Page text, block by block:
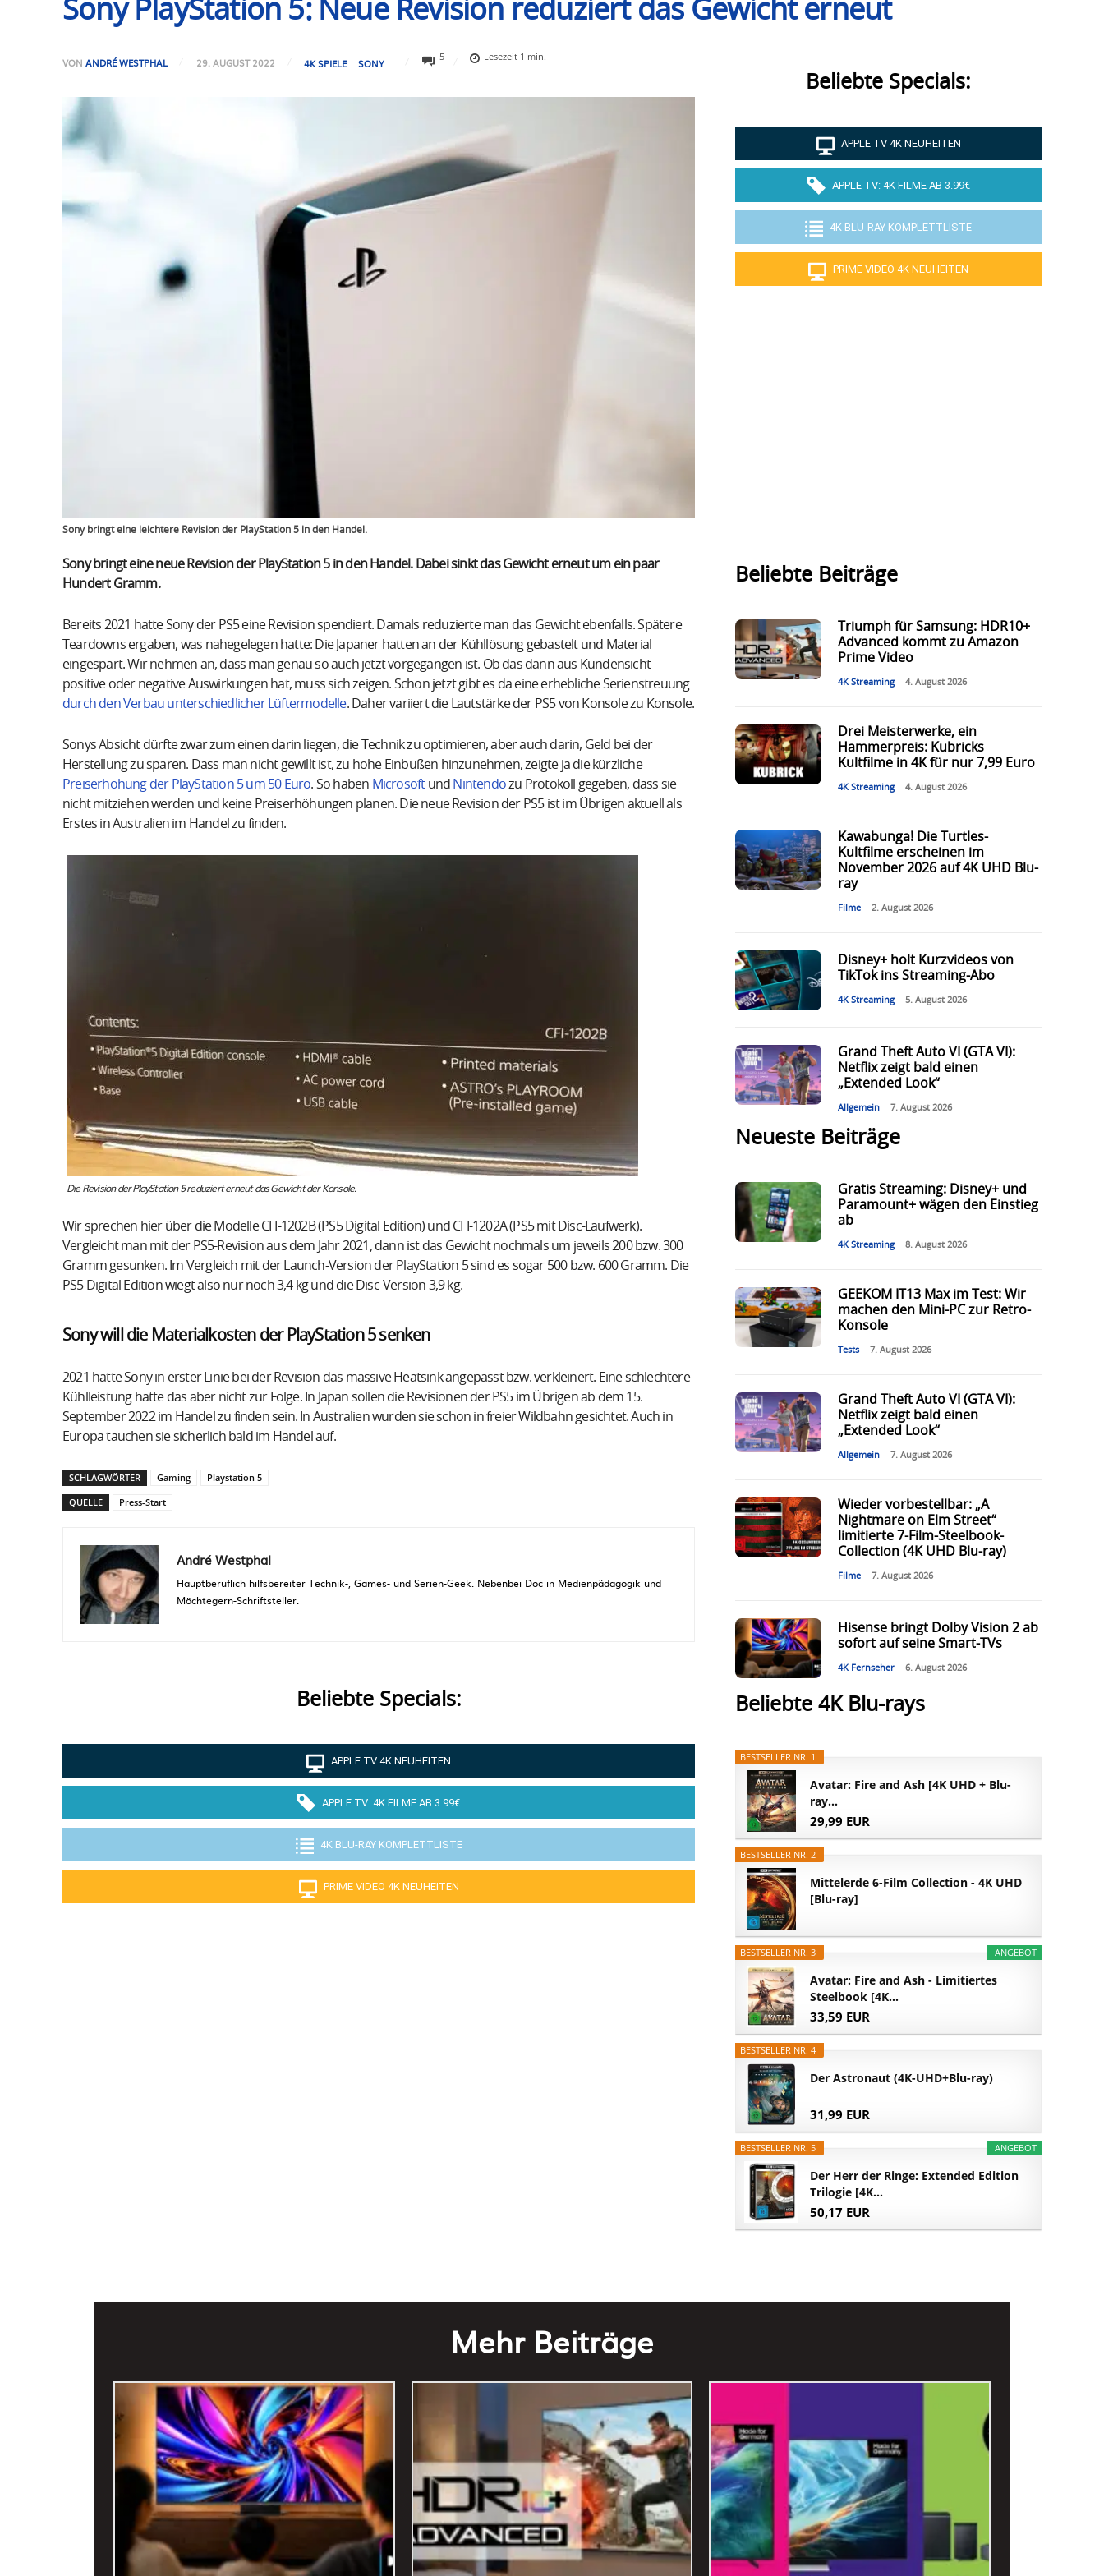
Sony PlayStation 5: Neue Revision reduziert das Gewicht erneut
VON ANDRÉ WESTPHAL 29. AUGUST 2022 4K SPIELE SONY
5 Lesezeit 1 min.
Sony bringt eine leichtere Revision der PlayStation 5 in den Handel.
Sony bringt eine neue Revision der PlayStation 5 in den Handel. Dabei sinkt das Gewicht erneut um ein paar
Hundert Gramm.
Bereits 2021 hatte Sony der PS5 eine Revision spendiert. Damals reduzierte man das Gewicht ebenfalls. Spätere
Teardowns ergaben, was nahegelegen hatte: Die Japaner hatten an der Kühllösung gebastelt und Material
eingespart. Wir nehmen an, dass man genau so auch jetzt vorgegangen ist. Ob das dann aus Kundensicht
positive oder negative Auswirkungen hat, muss sich zeigen. Schon jetzt gibt es da eine erhebliche Serienstreuung
durch den Verbau unterschiedlicher Lüftermodelle. Daher variiert die Lautstärke der PS5 von Konsole zu Konsole.
Sonys Absicht dürfte zwar zum einen darin liegen, die Technik zu optimieren, aber auch darin, Geld bei der
Herstellung zu sparen. Dass man nicht gewillt ist, zu hohe Einbußen hinzunehmen, zeigte ja die kürzliche
Preiserhöhung der PlayStation 5 um 50 Euro. So haben Microsoftund Nintendo zu Protokoll gegeben, dass sie
nicht mitziehen werden und keine Preiserhöhungen planen. Die neue Revision der PS5 ist im Übrigen aktuell als
Erstes in Australien im Handel zu finden.
Die Revision der PlayStation 5 reduziert erneut das Gewicht der Konsole.
Wir sprechen hier über die Modelle CFI-1202B (PS5 Digital Edition) und CFI-1202A (PS5 mit Disc-Laufwerk).
Vergleicht man mit der PS5-Revision aus dem Jahr 2021, dann ist das Gewicht nochmals um jeweils 200 bzw. 300
Gramm gesunken. Im Vergleich mit der Launch-Version der PlayStation 5 sind es sogar 500 bzw. 600 Gramm. Die
PS5 Digital Edition wiegt also nur noch 3,4 kg und die Disc-Version 3,9 kg.
Sony will die Materialkosten der PlayStation 5 senken
2021 hatte Sony in erster Linie bei der Revision das massive Heatsink angepasst bzw. verkleinert. Eine schlechtere
Kühlleistung hatte das aber nicht zur Folge. In Japan sollen die Revisionen der PS5 im Übrigen ab dem 15.
September 2022 im Handel zu finden sein. In Australien wurden sie schon in freier Wildbahn gesichtet. Auch in
Europa tauchen sie sicherlich bald im Handel auf.
SCHLAGWÖRTER Gaming
Playstation 5
QUELLE
Press-Start
André Westphal
Hauptberuflich hilfsbereiter Technik-, Games- und Serien-Geek. Nebenbei Doc in Medienpädagogik und
Möchtegern-Schriftsteller.
Beliebte Specials:
APPLE TV 4K NEUHEITEN
APPLE TV: 4K FILME AB 3.99€
4K BLU-RAY KOMPLETTLISTE
PRIME VIDEO 4K NEUHEITEN
Beliebte Specials:
APPLE TV 4K NEUHEITEN
APPLE TV: 4K FILME AB 3.99€
4K BLU-RAY KOMPLETTLISTE
PRIME VIDEO 4K NEUHEITEN
Beliebte Beiträge
Triumph für Samsung: HDR10+
Advanced kommt zu Amazon
Prime Video
4K Streaming 4. August 2026
Drei Meisterwerke, ein
Hammerpreis: Kubricks
Kultfilme in 4K für nur 7,99 Euro
4K Streaming 4. August 2026
Kawabunga! Die Turtles-
Kultfilme erscheinen im
November 2026 auf 4K UHD Blu-
ray
Filme 2. August 2026
Disney+ holt Kurzvideos von
TikTok ins Streaming-Abo
4K Streaming 5. August 2026
Grand Theft Auto VI (GTA VI):
Netflix zeigt bald einen
„Extended Look“
Allgemein 7. August 2026
Neueste Beiträge
Gratis Streaming: Disney+ und
Paramount+ wägen den Einstieg
ab
4K Streaming 8. August 2026
GEEKOM IT13 Max im Test: Wir
machen den Mini-PC zur Retro-
Konsole
Tests 7. August 2026
Grand Theft Auto VI (GTA VI):
Netflix zeigt bald einen
„Extended Look“
Allgemein 7. August 2026
Wieder vorbestellbar: „A
Nightmare on Elm Street“
limitierte 7-Film-Steelbook-
Collection (4K UHD Blu-ray)
Filme 7. August 2026
Hisense bringt Dolby Vision 2 ab
sofort auf seine Smart-TVs
4K Fernseher 6. August 2026
Beliebte 4K Blu-rays
BESTSELLER NR. 1
Avatar: Fire and Ash [4K UHD + Blu-
ray...
29,99 EUR
BESTSELLER NR. 2
Mittelerde 6-Film Collection - 4K UHD
[Blu-ray]
ANGEBOT
BESTSELLER NR. 3
Avatar: Fire and Ash - Limitiertes
Steelbook [4K...
33,59 EUR
BESTSELLER NR. 4
Der Astronaut (4K-UHD+Blu-ray)
31,99 EUR
ANGEBOT
BESTSELLER NR. 5
Der Herr der Ringe: Extended Edition
Trilogie [4K...
50,17 EUR
Mehr Beiträge